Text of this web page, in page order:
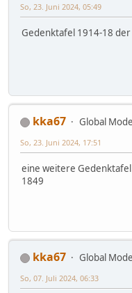
So, 23. Juni 2024, 05:49
Gedenktafel 1914-18
kka67
Global
So, 23. Juni 2024, 17:51
eine weitere
1849
kka67
Global
So, 07. Juli 2024, 06:33